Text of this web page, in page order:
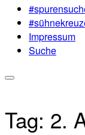
Impressum
Suche
Tag: 2.